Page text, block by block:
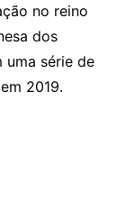
no reino
dos
série de
2019.